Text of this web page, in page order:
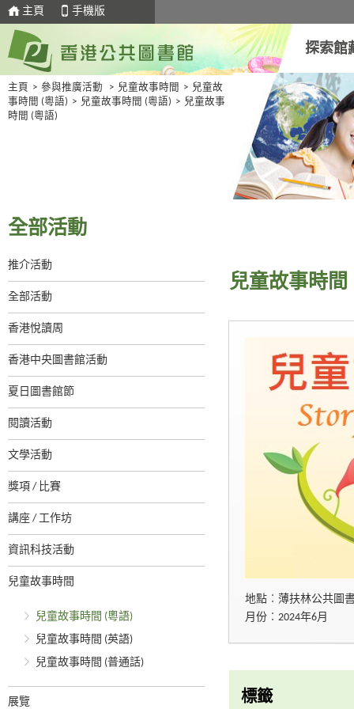
主頁 手機版
探索館
主頁 > 參與推廣活動 > 兒童故事時間 > 兒童故
事時間 (粵語) > 兒童故事時間 (粵語) > 兒童故事
時間 (粵語)
全部活動
推介活動
全部活動
香港悅讀周
香港中央圖書館活動
夏日圖書館節
閱讀活動
文學活動
獎項 / 比賽
講座 / 工作坊
資訊科技活動
兒童故事時間
兒童故事時間 (粵語)
兒童故事時間 (英語)
兒童故事時間 (普通話)
展覽
兒童故事時間
地點︰薄扶林公共圖
月份︰2024年6月
標籤